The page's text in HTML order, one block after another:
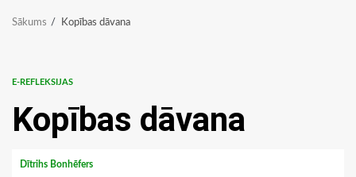
Sākums Kopības dāvana
E-REFLEKSIJAS
Kopības dāvana
Dītrihs Bonhēfers